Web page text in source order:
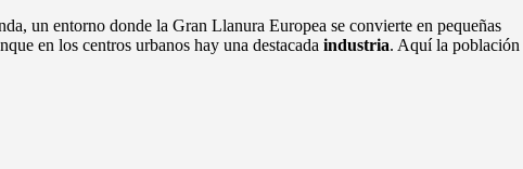
un entorno donde la Gran Llanura Europea se convierte en pequeñas
en los centros urbanos hay una destacada industria. Aquí la población